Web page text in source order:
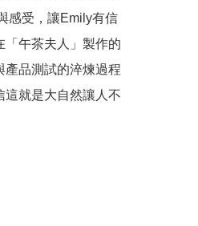
感受，讓Emily有信
「午茶夫人」製作的
產品測試的淬煉過程
這就是大自然讓人不